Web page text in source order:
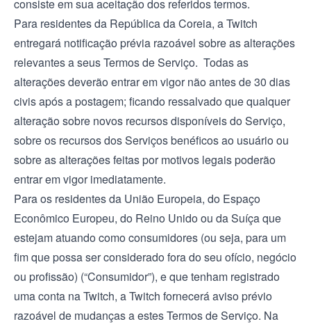
consiste em sua aceitação dos referidos termos.
Para residentes da República da Coreia, a Twitch
entregará notificação prévia razoável sobre as alterações
relevantes a seus Termos de Serviço. Todas as
alterações deverão entrar em vigor não antes de 30 dias
civis após a postagem; ficando ressalvado que qualquer
alteração sobre novos recursos disponíveis do Serviço,
sobre os recursos dos Serviços benéficos ao usuário ou
sobre as alterações feitas por motivos legais poderão
entrar em vigor imediatamente.
Para os residentes da União Europeia, do Espaço
Econômico Europeu, do Reino Unido ou da Suíça que
estejam atuando como consumidores (ou seja, para um
fim que possa ser considerado fora do seu ofício, negócio
ou profissão) (“Consumidor”), e que tenham registrado
uma conta na Twitch, a Twitch fornecerá aviso prévio
razoável de mudanças a estes Termos de Serviço. Na